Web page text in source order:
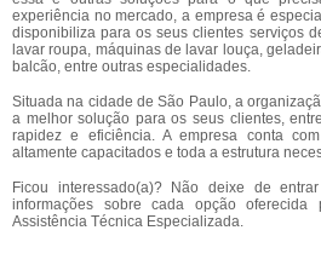
experiência no mercado, a empresa é
disponibiliza para os seus clientes serviços
lavar roupa, máquinas de lavar louça,
balcão, entre outras especialidades.
Situada na cidade de São Paulo, a
a melhor solução para os seus clientes,
rapidez e eficiência. A empresa conta
altamente capacitados e toda a estrutura
Ficou interessado(a)? Não deixe de
informações sobre cada opção
Assistência Técnica Especializada.